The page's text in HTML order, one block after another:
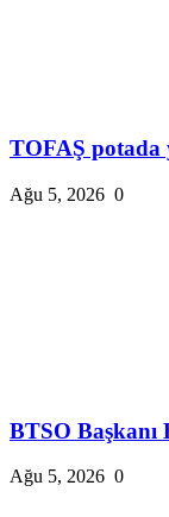
TOFAŞ potada
Ağu 5, 2026 0
BTSO Başkanı
Ağu 5, 2026 0